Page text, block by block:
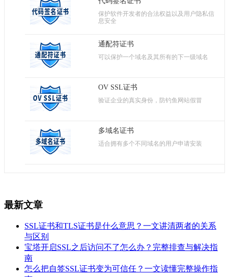
保护软件开发者的合法权益以及用户隐私信
息安全
通配符证书
可以保护一个域名及其所有的下一级域名
OV SSL证书
验证企业的真实身份，防钓鱼网站假冒
多域名证书
适合拥有多个不同域名的用户申请安装
最新文章
SSL证书和TLS证书是什么意思？一文讲清两者的关系
与区别
宝塔开启SSL之后访问不了怎么办？完整排查与解决指
南
怎么把自签SSL证书变为可信任？一文读懂完整操作指